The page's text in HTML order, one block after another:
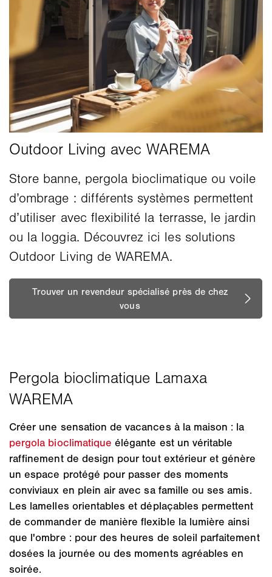
Store banne, pergola bioclimatique ou voile
d’ombrage : différents systèmes permettent
d’utiliser avec flexibilité la terrasse, le jardin
ou la loggia. Découvrez ici les solutions
Outdoor Living de WAREMA.
Créer une sensation de vacances à la maison : la
pergola bioclimatique élégante est un véritable
raffinement de design pour tout extérieur et génère
un espace protégé pour passer des moments
conviviaux en plein air avec sa famille ou ses amis.
Les lamelles orientables et déplaçables permettent
de commander de manière flexible la lumière ainsi
que l'ombre : pour des heures de soleil parfaitement
dosées la journée ou des moments agréables en
soirée.